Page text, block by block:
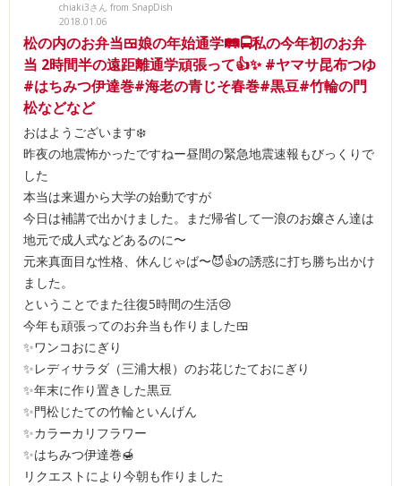
chiaki3さん from SnapDish
2018.01.06
松の内のお弁当🍱娘の年始通学🛤🚍私の今年初のお弁
当 2時間半の遠距離通学頑張って👍✨ #ヤマサ昆布つゆ
#はちみつ伊達巻#海老の青じそ春巻#黒豆#竹輪の門
松などなど
おはようございます❄️
昨夜の地震怖かったですねー昼間の緊急地震速報もびっくりで
した
本当は来週から大学の始動ですが
今日は補講で出かけました。まだ帰省して一浪のお嬢さん達は
地元で成人式などあるのに〜
元来真面目な性格、休んじゃば〜😈👍の誘惑に打ち勝ち出かけ
ました。
ということでまた往復5時間の生活😢
今年も頑張ってのお弁当も作りました🍱
✨ワンコおにぎり
✨レディサラダ（三浦大根）のお花じたておにぎり
✨年末に作り置きした黒豆
✨門松じたての竹輪といんげん
✨カラーカリフラワー
✨はちみつ伊達巻🍯
リクエストにより今朝も作りました